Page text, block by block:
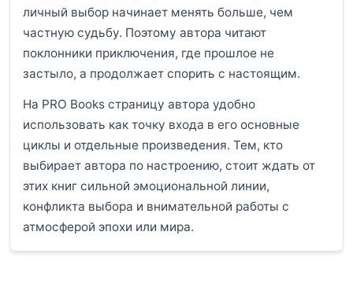
личный выбор начинает менять больше, чем
частную судьбу. Поэтому автора читают
поклонники приключения, где прошлое не
застыло, а продолжает спорить с настоящим.
На PRO Books страницу автора удобно
использовать как точку входа в его основные
циклы и отдельные произведения. Тем, кто
выбирает автора по настроению, стоит ждать от
этих книг сильной эмоциональной линии,
конфликта выбора и внимательной работы с
атмосферой эпохи или мира.